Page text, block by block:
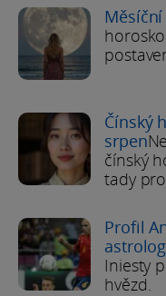
Čínský
srpen
čínský
tady
Profil
Iniesty
hvězd.